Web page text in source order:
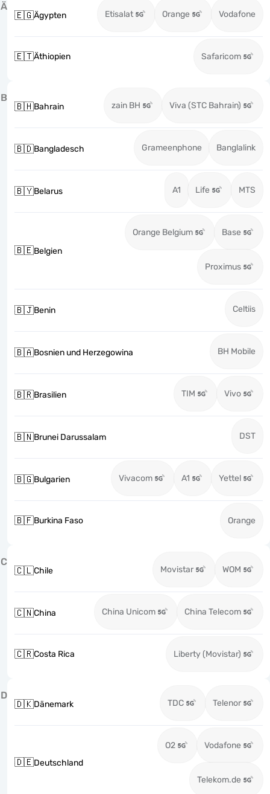
Ä
🇪🇬Ägypten Etisalat Orange Vodafone
🇪🇹Äthiopien Safaricom
B
🇧🇭Bahrain zain BH Viva (STC Bahrain)
🇧🇩Bangladesch Grameenphone Banglalink
🇧🇾Belarus A1 Life MTS
🇧🇪Belgien
Orange Belgium Base
Proximus
🇧🇯Benin Celtiis
🇧🇦Bosnien und Herzegowina BH Mobile
🇧🇷Brasilien TIM Vivo
🇧🇳Brunei Darussalam DST
🇧🇬Bulgarien Vivacom A1 Yettel
🇧🇫Burkina Faso Orange
C
🇨🇱Chile Movistar WOM
🇨🇳China China Unicom China Telecom
🇨🇷Costa Rica Liberty (Movistar)
D
🇩🇰Dänemark TDC Telenor
🇩🇪Deutschland
O2 Vodafone
Telekom.de